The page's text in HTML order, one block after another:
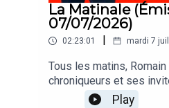
La Matinale
07/07/2026)
02:23:01 mardi 7
Tous les matins,
chroniqueurs et ses
#LaMatinale
Play